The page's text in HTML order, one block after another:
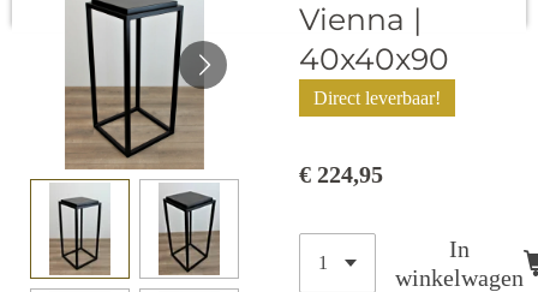
Vienna |
40x40x90
Direct leverbaar!
€ 224,95
In
winkelwagen